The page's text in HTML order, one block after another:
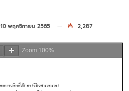
10 พฤศจิกายน 2565 2,287
Zoom 100%